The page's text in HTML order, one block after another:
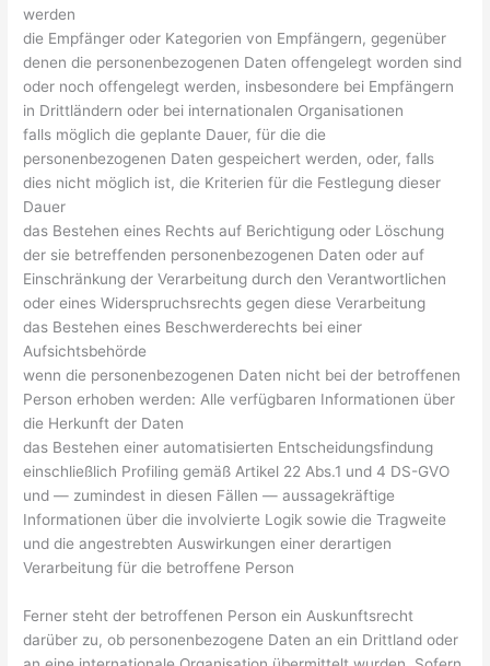
werden
die Empfänger oder Kategorien von Empfängern, gegenüber
denen die personenbezogenen Daten offengelegt worden sind
oder noch offengelegt werden, insbesondere bei Empfängern
in Drittländern oder bei internationalen Organisationen
falls möglich die geplante Dauer, für die die
personenbezogenen Daten gespeichert werden, oder, falls
dies nicht möglich ist, die Kriterien für die Festlegung dieser
Dauer
das Bestehen eines Rechts auf Berichtigung oder Löschung
der sie betreffenden personenbezogenen Daten oder auf
Einschränkung der Verarbeitung durch den Verantwortlichen
oder eines Widerspruchsrechts gegen diese Verarbeitung
das Bestehen eines Beschwerderechts bei einer
Aufsichtsbehörde
wenn die personenbezogenen Daten nicht bei der betroffenen
Person erhoben werden: Alle verfügbaren Informationen über
die Herkunft der Daten
das Bestehen einer automatisierten Entscheidungsfindung
einschließlich Profiling gemäß Artikel 22 Abs.1 und 4 DS-GVO
und — zumindest in diesen Fällen — aussagekräftige
Informationen über die involvierte Logik sowie die Tragweite
und die angestrebten Auswirkungen einer derartigen
Verarbeitung für die betroffene Person
Ferner steht der betroffenen Person ein Auskunftsrecht
darüber zu, ob personenbezogene Daten an ein Drittland oder